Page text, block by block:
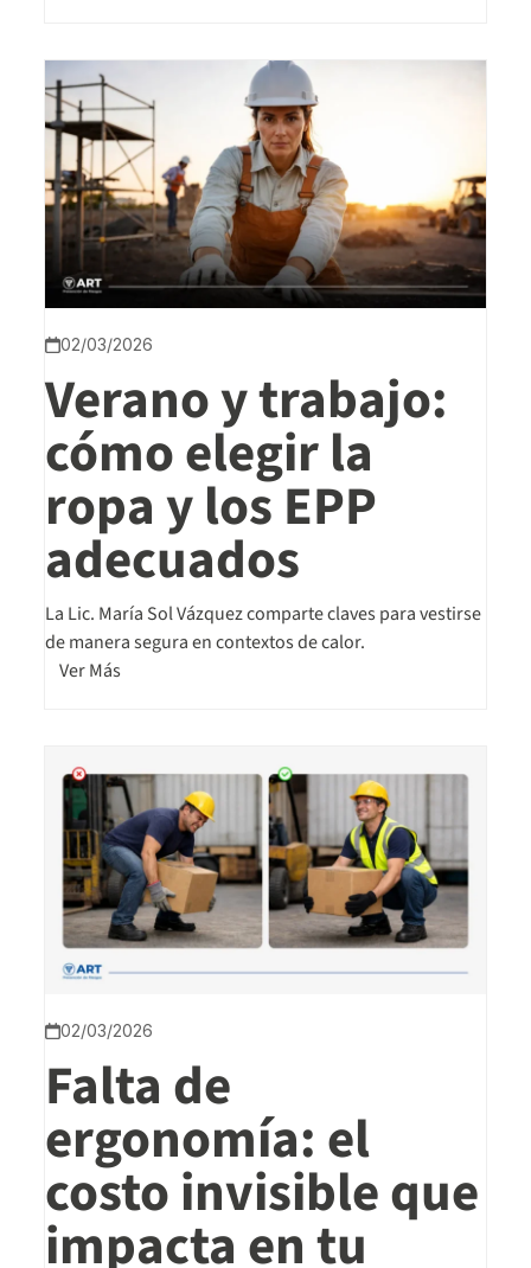
02/03/2026
Verano y trabajo:
cómo elegir la
ropa y los EPP
adecuados
La Lic. María Sol Vázquez comparte claves para vestirse
de manera segura en contextos de calor.
Ver Más
02/03/2026
Falta de
ergonomía: el
costo invisible que
impacta en tu